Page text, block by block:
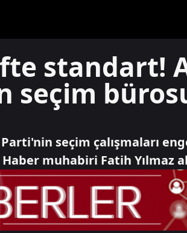
standart!
seçim
seçim çalışmaları
muhabiri Fatih Yılmaz